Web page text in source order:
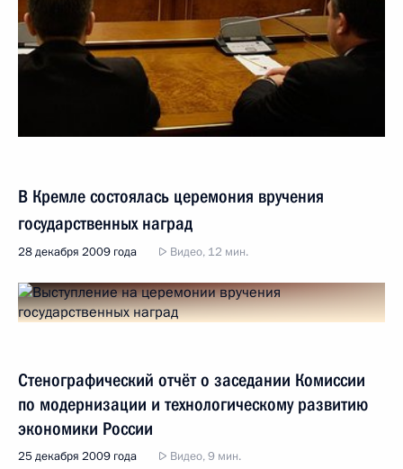
В Кремле состоялась церемония вручения
государственных наград
28 декабря 2009 года Видео, 12 мин.
Стенографический отчёт о заседании Комиссии
по модернизации и технологическому развитию
экономики России
25 декабря 2009 года Видео, 9 мин.